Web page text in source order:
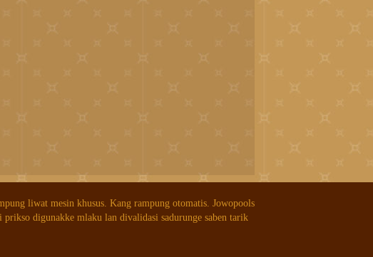
liwat mesin khusus. Kang rampung otomatis. Jowopools
digunakke mlaku lan divalidasi sadurunge saben tarik